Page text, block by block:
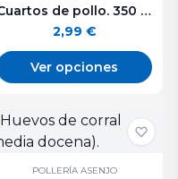
Cuartos de pollo. 350 - 450 g. aprox.
2,99 €
Ver opciones
POLLERÍA ASENJO